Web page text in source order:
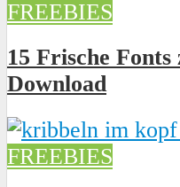
FREEBIES
15 Frische Fonts
Download
FREEBIES